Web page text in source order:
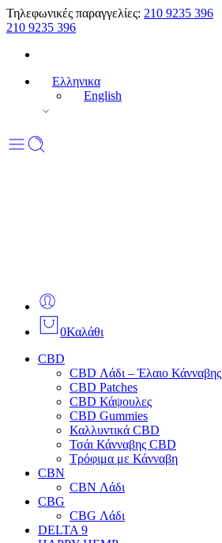
Τηλεφωνικές παραγγελίες: 210 9235 396
210 9235 396
Ελληνικα
English
0Καλάθι
CBD
CBD Λάδι – Έλαιο Κάνναβης
CBD Patches
CBD Κάψουλες
CBD Gummies
Καλλυντικά CBD
Τσάι Κάνναβης CBD
Τρόφιμα με Κάνναβη
CBN
CBN Λάδι
CBG
CBG Λάδι
DELTA 9